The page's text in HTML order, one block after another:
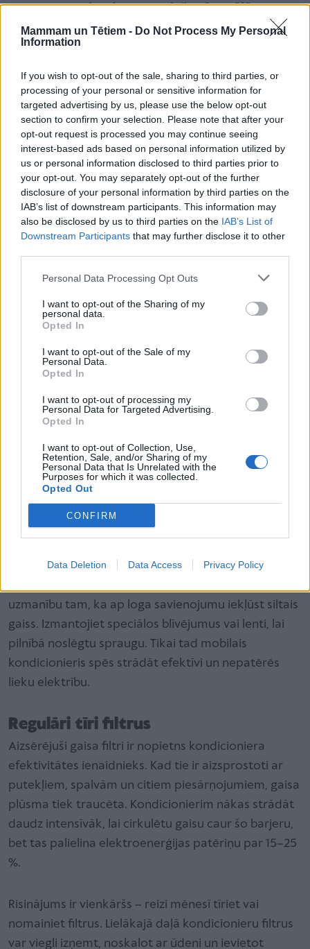
Mammam un Tētiem - Do Not Process My Personal
Information
If you wish to opt-out of the sale, sharing to third parties, or
processing of your personal or sensitive information for
targeted advertising by us, please use the below opt-out
section to confirm your selection. Please note that after your
opt-out request is processed you may continue seeing
interest-based ads based on personal information utilized by
us or personal information disclosed to third parties prior to
your opt-out. You may separately opt-out of the further
disclosure of your personal information by third parties on the
IAB’s list of downstream participants. This information may
also be disclosed by us to third parties on the IAB’s List of
Downstream Participants that may further disclose it to other
Personal Data Processing Opt Outs
I want to opt-out of the Sharing of my
personal data.
Opted In
I want to opt-out of the Sale of my
Personal Data.
Opted In
I want to opt-out of processing my
Personal Data for Targeted Advertising.
Opted In
I want to opt-out of Collection, Use,
Retention, Sale, and/or Sharing of my
Personal Data that Is Unrelated with the
Purposes for which it was collected.
Opted Out
CONFIRM
Data Deletion Data Access Privacy Policy
pusstundu pirms atgriešanās mājās no
darba.
Tas nodrošina vēlamo komfortu tieši vajadzīgajā
brīdī.
"Eco mode" jeb ekonomiskais režīms ir vēl viena
noderīga funkcija, kas automātiski regulē
temperatūru un ventilatora ātrumu, optimizējot
enerģijas patēriņu. Šis režīms samazina patēriņu par
20–40 %, vienlaikus uzturot komfortablu vidi.
dzesēšanai
Viena no biežākajām kļūdām ir kondicioniera
ieslēgšana, vienlaikus atstājot vaļā logus vai
neizmantojot žalūzijas. Saule un siltais gaiss liek
kondicionierim strādāt divkārt intensīvāk, mēģinot
elektroenerģijas patēriņš palielinās par 30–50 %.
Pareizā pieeja ir vienkārša – pirms kondicioniera
ieslēgšanas aizveriet visus logus, durvis un žalūzijas
vai aizkarus. Tas radīs izolētu vidi, kurā kondicionieris
var strādāt efektīvi. Īpaši svarīgi tas ir dienā, kad
saules stari tiešā veidā sasilda telpu.
Mobilajiem kondicionieriem loga blīvējums ir kritiski
uzmanību tam, ka ap loga savienojumu iekļūst siltais
gaiss. Izmantojiet speciālos blīvējumus vai lenti, lai
pilnībā noslēgtu spraugu. Tikai tad mobilais
kondicionieris spēs strādāt efektīvi un nepatērēs
lieku elektrību.
Regulāri tīri filtrus
Aizsērējuši gaisa filtri ir nopietns kondicioniera
efektivitātes ienaidnieks. Kad tie ir aizsprostoti ar
putekļiem, spalvām un citiem piesārņojumiem, gaisa
plūsma tiek traucēta. Kondicionierim nākas strādāt
daudz intensīvāk, lai cirkulētu gaisu caur šo barjeru,
bet tas palielina elektroenerģijas patēriņu par 15–25
%.
Risinājums ir vienkāršs – reizi mēnesī tīriet vai
nomainiet filtrus. Lielākajā daļā kondicionieru filtrus
var viegli izņemt, noskalot ar ūdeni un ievietot